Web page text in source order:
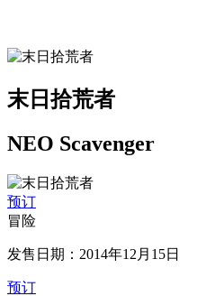
末日拾荒者
NEO Scavenger
预订
冒险
发售日期：2014年12月15日
预订